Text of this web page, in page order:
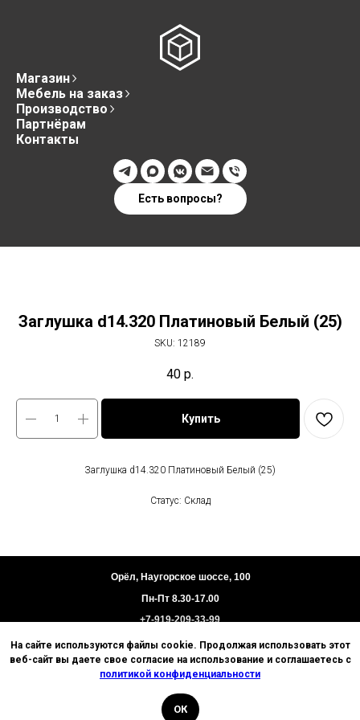
Магазин
Мебель на заказ
Производство
Партнёрам
Контакты
Есть вопросы?
Заглушка d14.320 Платиновый Белый (25)
SKU: 12189
40 р.
Купить
Заглушка d14.320 Платиновый Белый (25)
Статус: Склад
На сайте используются файлы cookie. Продолжая использовать этот
веб-сайт вы даете свое согласие на использование и соглашаетесь с
политикой конфиденциальности
ОК
Политика конфиденциальности
Пользовательское соглашение
Орёл, Наугорское шоссе, 100
Пн-Пт 8.30-17.00
+7-919-209-33-99